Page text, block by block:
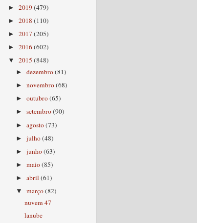
► 2019(479)
► 2018 (110)
► 2017 (205)
► 2016(602)
▼ 2015 (848)
►dezembro(81)
►novembro(68)
►outubro(65)
►setembro(90)
►agosto(73)
►julho(48)
►junho(63)
►maio(85)
►abril(61)
▼março(82)
nuvem 47
lanube